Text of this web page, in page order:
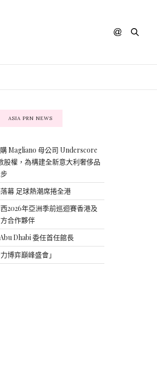
ASIA PRN NEWS
Magliano 母公司 Underscore
股權，為構建全新意大利奢侈品
幕 足球熱潮席捲全港
2026年亞洲季前巡迴賽香港及
合作夥伴
Dhabi 委任首任館長
博弈巔峰盛會」